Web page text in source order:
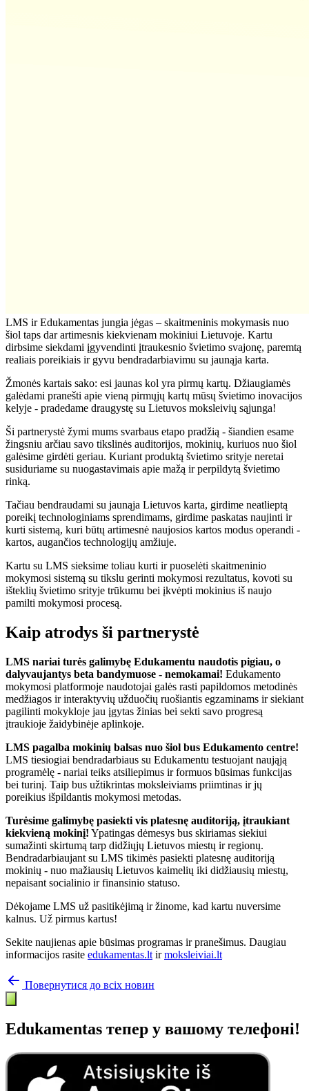
LMS ir Edukamentas jungia jėgas – skaitmeninis mokymasis nuo
šiol taps dar artimesnis kiekvienam mokiniui Lietuvoje. Kartu
dirbsime siekdami įgyvendinti įtraukesnio švietimo svajonę, paremtą
realiais poreikiais ir gyvu bendradarbiavimu su jaunąja karta.
Žmonės kartais sako: esi jaunas kol yra pirmų kartų. Džiaugiamės
galėdami pranešti apie vieną pirmųjų kartų mūsų švietimo inovacijos
kelyje - pradedame draugystę su Lietuvos moksleivių sąjunga!
Ši partnerystė žymi mums svarbaus etapo pradžią - šiandien esame
žingsniu arčiau savo tikslinės auditorijos, mokinių, kuriuos nuo šiol
galėsime girdėti geriau. Kuriant produktą švietimo srityje neretai
susiduriame su nuogastavimais apie mažą ir perpildytą švietimo
rinką.
Tačiau bendraudami su jaunąja Lietuvos karta, girdime neatlieptą
poreikį technologiniams sprendimams, girdime paskatas naujinti ir
kurti sistemą, kuri būtų artimesnė naujosios kartos modus operandi -
kartos, augančios technologijų amžiuje.
Kartu su LMS sieksime toliau kurti ir puoselėti skaitmeninio
mokymosi sistemą su tikslu gerinti mokymosi rezultatus, kovoti su
išteklių švietimo srityje trūkumu bei įkvėpti mokinius iš naujo
pamilti mokymosi procesą.
Kaip atrodys ši partnerystė
LMS nariai turės galimybę Edukamentu naudotis pigiau, o
dalyvaujantys beta bandymuose - nemokamai! Edukamento
mokymosi platformoje naudotojai galės rasti papildomos metodinės
medžiagos ir interaktyvių užduočių ruošiantis egzaminams ir siekiant
pagilinti mokykloje jau įgytas žinias bei sekti savo progresą
įtraukioje žaidybinėje aplinkoje.
LMS pagalba mokinių balsas nuo šiol bus Edukamento centre!
LMS tiesiogiai bendradarbiaus su Edukamentu testuojant naująją
programėlę - nariai teiks atsiliepimus ir formuos būsimas funkcijas
bei turinį. Taip bus užtikrintas moksleiviams priimtinas ir jų
poreikius išpildantis mokymosi metodas.
Turėsime galimybę pasiekti vis platesnę auditoriją, įtraukiant
kiekvieną mokinį! Ypatingas dėmesys bus skiriamas siekiui
sumažinti skirtumą tarp didžiųjų Lietuvos miestų ir regionų.
Bendradarbiaujant su LMS tikimės pasiekti platesnę auditoriją
mokinių - nuo mažiausių Lietuvos kaimelių iki didžiausių miestų,
nepaisant socialinio ir finansinio statuso.
Dėkojame LMS už pasitikėjimą ir žinome, kad kartu nuversime
kalnus. Už pirmus kartus!
Sekite naujienas apie būsimas programas ir pranešimus. Daugiau
informacijos rasite edukamentas.lt irmoksleiviai.lt
Повернутися до всіх новин
Edukamentas тепер у вашому телефоні!